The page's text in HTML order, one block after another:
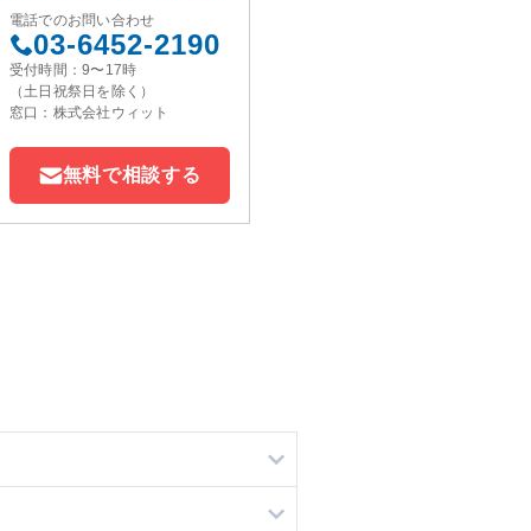
電話でのお問い合わせ
03-6452-2190
受付時間：9〜17時
（土日祝祭日を除く）
窓口：株式会社ウィット
無料で相談する